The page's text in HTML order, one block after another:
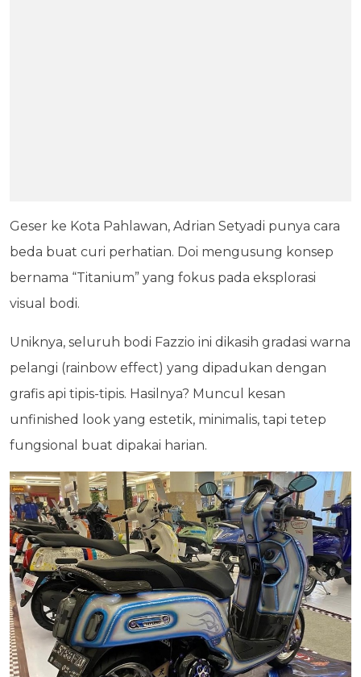
Geser ke Kota Pahlawan, Adrian Setyadi punya cara
beda buat curi perhatian. Doi mengusung konsep
bernama “Titanium” yang fokus pada eksplorasi
visual bodi.
Uniknya, seluruh bodi Fazzio ini dikasih gradasi warna
pelangi (rainbow effect) yang dipadukan dengan
grafis api tipis-tipis. Hasilnya? Muncul kesan
unfinished look yang estetik, minimalis, tapi tetep
fungsional buat dipakai harian.